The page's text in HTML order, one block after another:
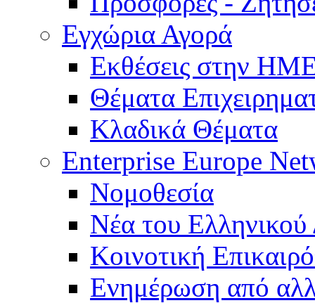
Εγχώρια Αγορά
Εκθέσεις στην
Θέματα
Κλαδικά Θέματα
Enterprise Europe
Νομοθεσία
Νέα του Ελληνικού
Κοινοτική
Ενημέρωση από